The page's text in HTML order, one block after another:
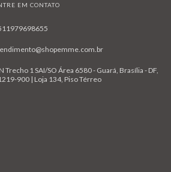
EM CONTATO
Trecho 1 SAI/SO Área 6580 - Guará, Brasília - DF,
900 | Loja 134, Piso Térreo